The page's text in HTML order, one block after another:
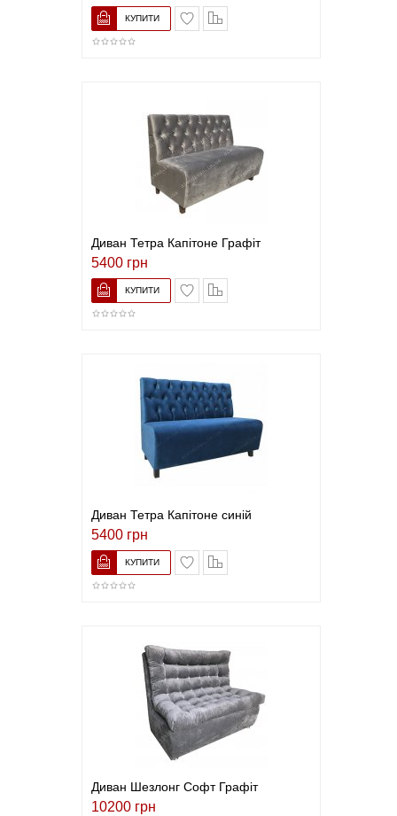
В закладки
Диван Тетра Капітоне Графіт
5400 грн
В закладки
Диван Тетра Капітоне синій
5400 грн
В закладки
Диван Шезлонг Софт Графіт
10200 грн